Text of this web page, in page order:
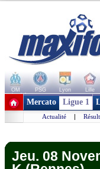
OM PSG Lyon Lille
+ de clubs
Mercato Ligue 1
Actualité |
Jeu. 08